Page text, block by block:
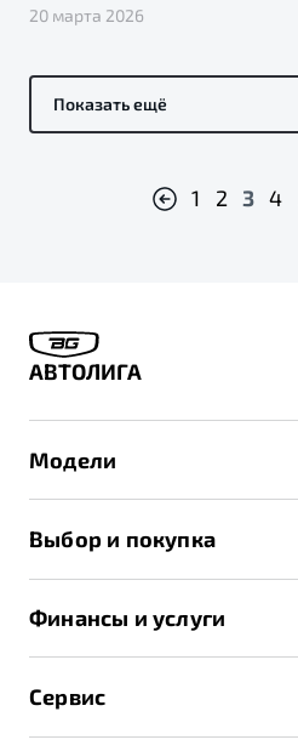
20 марта 2026
Показать ещё
1 2 3 4
АВТОЛИГА
Модели
X70
Выбор и покупка
Спецпредложения и Акции
Записаться на тест-драйв
Получить предложение
Финансы и услуги
Трейд-ин
Сервис